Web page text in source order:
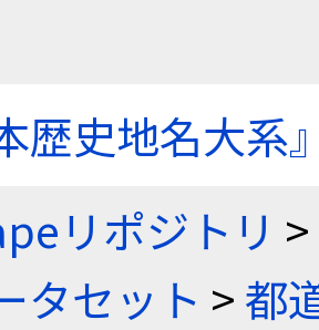
歴史地名大
リポジトリ >
タセット >都